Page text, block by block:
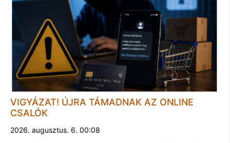
VIGYÁZAT! ÚJRA TÁMADNAK AZ ONLINE
CSALÓK
2026. augusztus. 6. 00:08